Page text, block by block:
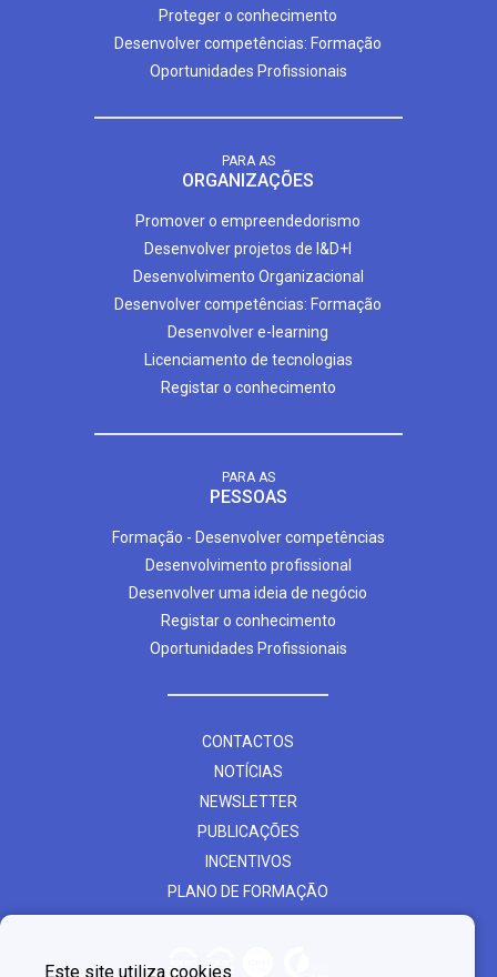
Proteger o conhecimento
Desenvolver competências: Formação
Oportunidades Profissionais
PARA AS
ORGANIZAÇÕES
Promover o empreendedorismo
Desenvolver projetos de I&D+I
Desenvolvimento Organizacional
Desenvolver competências: Formação
Desenvolver e-learning
Licenciamento de tecnologias
Registar o conhecimento
PARA AS
PESSOAS
Formação - Desenvolver competências
Desenvolvimento profissional
Desenvolver uma ideia de negócio
Registar o conhecimento
Oportunidades Profissionais
CONTACTOS
NOTÍCIAS
NEWSLETTER
PUBLICAÇÕES
INCENTIVOS
PLANO DE FORMAÇÃO
Este site utiliza cookies